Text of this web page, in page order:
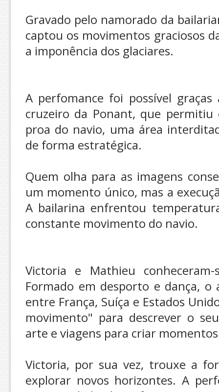
Gravado pelo namorado da
captou os movimentos graciosos
a imponência dos glaciares.
A perfomance foi possível
cruzeiro da Ponant, que permitiu
proa do navio, uma área
de forma estratégica.
Quem olha para as imagens
um momento único, mas a
A bailarina enfrentou
constante movimento do navio.
Victoria e Mathieu
Formado em desporto e dança,
entre França, Suíça e Estados
movimento" para descrever o
arte e viagens para criar
Victoria, por sua vez, trouxe a
explorar novos horizontes. A